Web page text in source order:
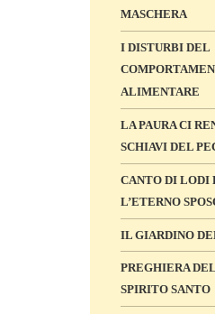
MASCHERA
I DISTURBI DEL
ALIMENTARE
LA PAURA CI
SCHIAVI DEL
CANTO DI LODI
L’ETERNO
IL GIARDINO
PREGHIERA
SPIRITO SANTO